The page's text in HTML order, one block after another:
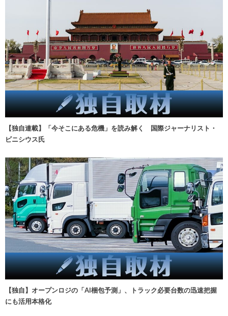
【独自連載】「今そこにある危機」を読み解く 国際ジャーナリスト・
ビニシウス氏
【独自】オープンロジの「AI梱包予測」、トラック必要台数の迅速把握
にも活用本格化